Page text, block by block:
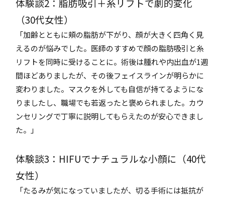
体験談2：脂肪吸引＋糸リフトで劇的変化
（30代女性）
「加齢とともに頬の脂肪が下がり、顔が大きく四角く見
えるのが悩みでした。医師のすすめで顔の脂肪吸引と糸
リフトを同時に受けることに。術後は腫れや内出血が1週
間ほどありましたが、その後フェイスラインが明らかに
変わりました。マスクを外しても自信が持てるようにな
りましたし、職場でも若返ったと褒められました。カウ
ンセリングで丁寧に説明してもらえたのが安心できまし
た。」
体験談3：HIFUでナチュラルな小顔に（40代
女性）
「たるみが気になっていましたが、切る手術には抵抗が